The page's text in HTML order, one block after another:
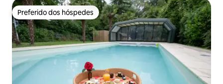
Preferido dos hóspedes
Preferido dos hóspedes